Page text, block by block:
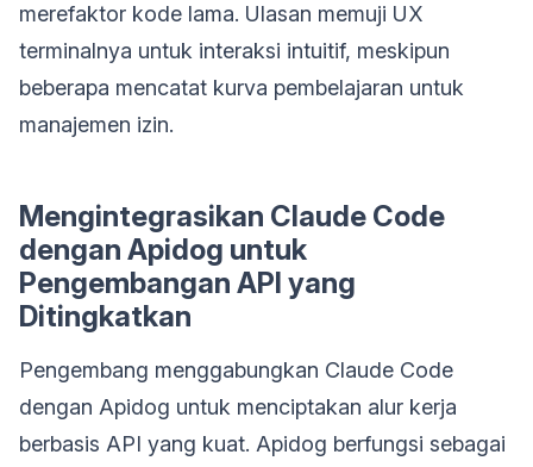
merefaktor kode lama. Ulasan memuji UX
terminalnya untuk interaksi intuitif, meskipun
beberapa mencatat kurva pembelajaran untuk
manajemen izin.
Mengintegrasikan Claude Code
dengan Apidog untuk
Pengembangan API yang
Ditingkatkan
Pengembang menggabungkan Claude Code
dengan Apidog untuk menciptakan alur kerja
berbasis API yang kuat. Apidog berfungsi sebagai